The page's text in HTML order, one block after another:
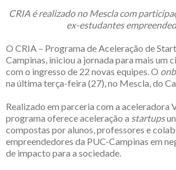
CRIA é realizado no Mescla com
ex-estudantes
O CRIA – Programa de Aceleração de
Campinas, iniciou a jornada para mais um
com o ingresso de 22 novas equipes. O
na última terça-feira (27), no Mescla, do
Realizado em parceria com a aceleradora
programa oferece aceleração a startups
compostas por alunos, professores e
empreendedores da PUC-Campinas em
de impacto para a sociedade.